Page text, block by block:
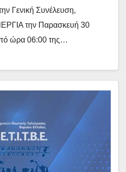
Γενική Συνέλευση,
την Παρασκευή 30
ώρα 06:00 της…